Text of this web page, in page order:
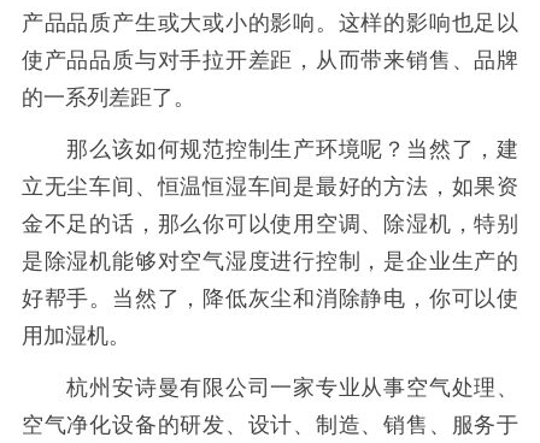
产品品质产生或大或小的影响。这样的影响也足以
使产品品质与对手拉开差距，从而带来销售、品牌
的一系列差距了。
那么该如何规范控制生产环境呢？当然了，建
立无尘车间、恒温恒湿车间是最好的方法，如果资
金不足的话，那么你可以使用空调、除湿机，特别
是除湿机能够对空气湿度进行控制，是企业生产的
好帮手。当然了，降低灰尘和消除静电，你可以使
用加湿机。
杭州安诗曼有限公司一家专业从事空气处理、
空气净化设备的研发、设计、制造、销售、服务于